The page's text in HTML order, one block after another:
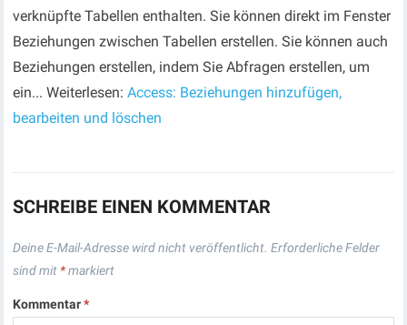
verknüpfte Tabellen enthalten. Sie können direkt im Fenster
Beziehungen zwischen Tabellen erstellen. Sie können auch
Beziehungen erstellen, indem Sie Abfragen erstellen, um
ein... Weiterlesen:Access: Beziehungen hinzufügen,
bearbeiten und löschen
SCHREIBE EINEN KOMMENTAR
Deine E-Mail-Adresse wird nicht veröffentlicht. Erforderliche Felder
sind mit *markiert
Kommentar*